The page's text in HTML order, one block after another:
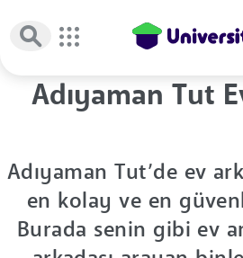
Adıyaman Tut
Adıyaman Tut’de ev
en kolay ve en
Burada senin gibi ev